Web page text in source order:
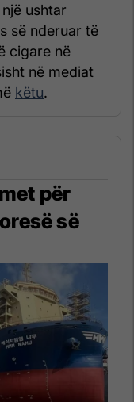
ushtar
së nderuar të
cigare në
në mediat
këtu.
për
së